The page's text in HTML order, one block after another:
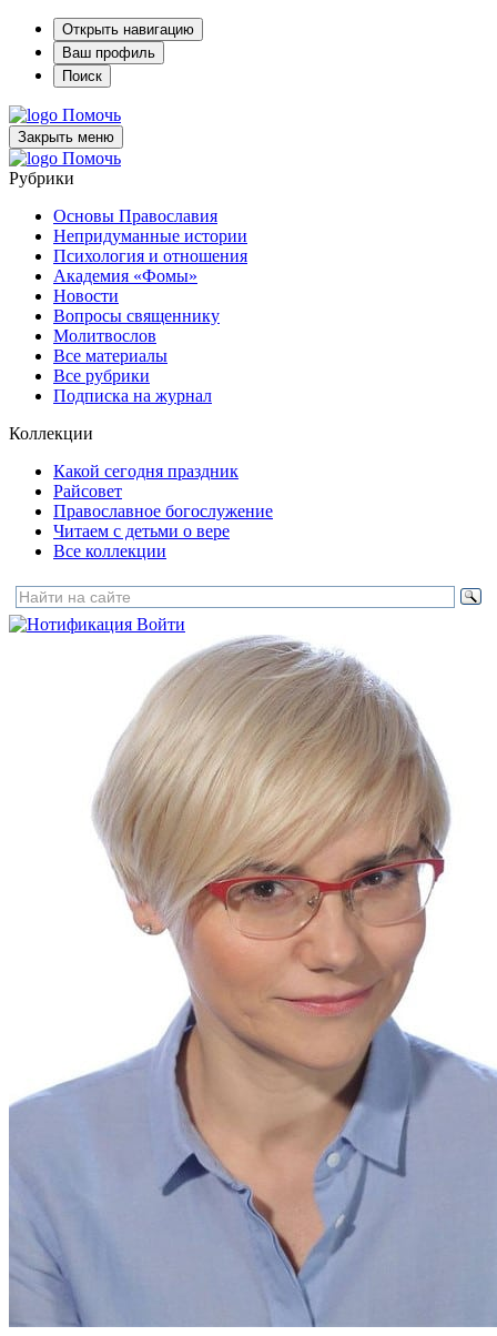
Открыть навигацию
Ваш профиль
Поиск
Помочь
Закрыть меню
Помочь
Рубрики
Основы Православия
Непридуманные истории
Психология и отношения
Академия «Фомы»
Новости
Вопросы священнику
Молитвослов
Все материалы
Все рубрики
Подписка на журнал
Коллекции
Какой сегодня праздник
Райсовет
Православное богослужение
Читаем с детьми о вере
Все коллекции
Войти